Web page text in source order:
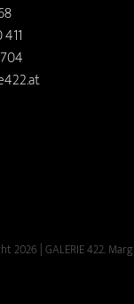
2026 | GALERIE 422.